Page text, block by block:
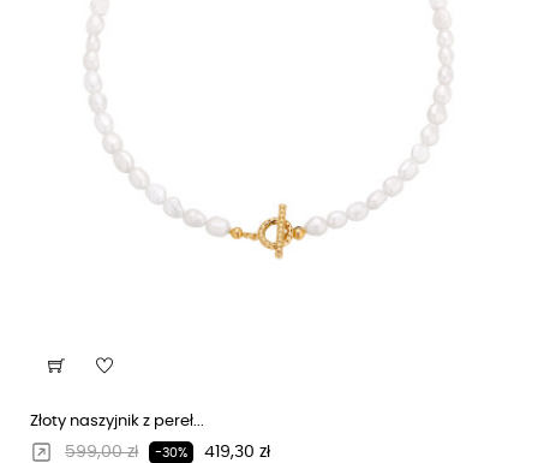
Złoty naszyjnik z pereł...
Regularna cena
599,00 zł -30% Cena
419,30 zł